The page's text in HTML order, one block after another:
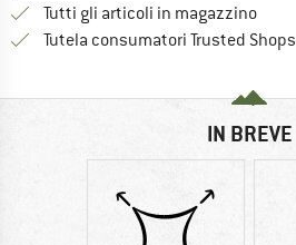
Tutti gli articoli in magazzino
Tutela consumatori Trusted Shops
IN BREVE